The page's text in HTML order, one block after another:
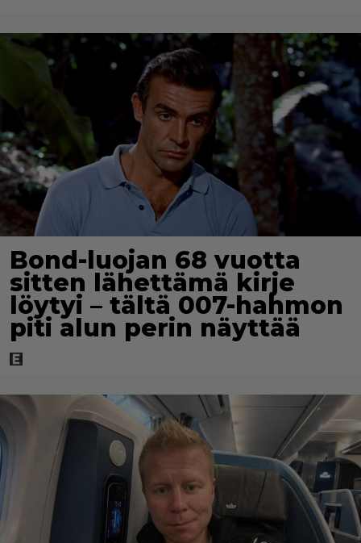
Bond-luojan 68 vuotta
sitten lähettämä kirje
löytyi – tältä 007-hahmon
piti alun perin näyttää